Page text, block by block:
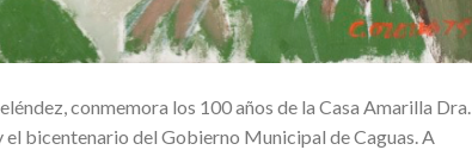
conmemora los 100 años de la Casa Amarilla Dra.
bicentenario del Gobierno Municipal de Caguas. A